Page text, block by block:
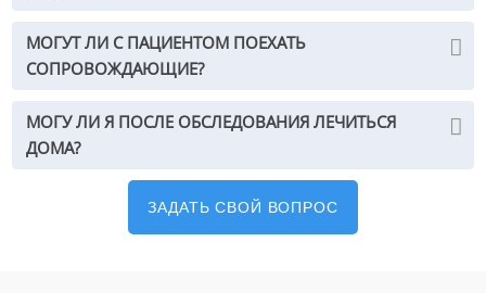
МОГУТ ЛИ С ПАЦИЕНТОМ ПОЕХАТЬ
СОПРОВОЖДАЮЩИЕ?
МОГУ ЛИ Я ПОСЛЕ ОБСЛЕДОВАНИЯ ЛЕЧИТЬСЯ
ДОМА?
ЗАДАТЬ СВОЙ ВОПРОС